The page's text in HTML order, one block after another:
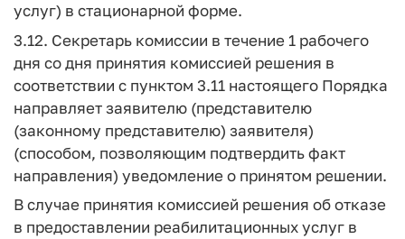
услуг) в стационарной форме.
3.12. Секретарь комиссии в течение 1 рабочего
дня со дня принятия комиссией решения в
соответствии с пунктом 3.11 настоящего Порядка
направляет заявителю (представителю
(законному представителю) заявителя)
(способом, позволяющим подтвердить факт
направления) уведомление о принятом решении.
В случае принятия комиссией решения об отказе
в предоставлении реабилитационных услуг в